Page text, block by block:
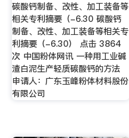
碳酸钙制备、改性、加工装备等
相关专利摘要（-6.30 碳酸钙
制备、改性、加工装备等相关专
利摘要（-6.30） 点击 3864
次 中国粉体网讯 一种用工业碱
渣白泥生产轻质碳酸钙的方法
申请人：广东玉峰粉体材料股份
有限公司